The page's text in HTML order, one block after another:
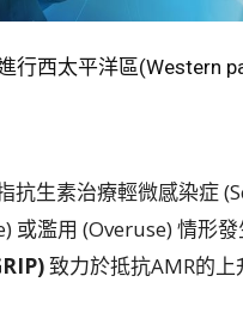
行西太平洋區(Western
生素治療輕微感染症
或濫用 (Overuse) 情形
致力於抵抗AMR的